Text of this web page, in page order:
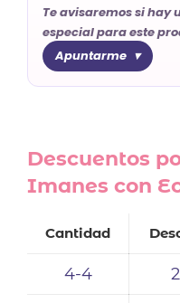
Te avisaremos si hay
especial para este
Apuntarme
Descuentos
Imanes con
Cantidad
4-4